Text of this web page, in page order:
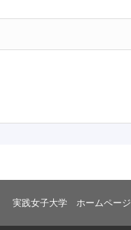
実践女子大学 ホームページ